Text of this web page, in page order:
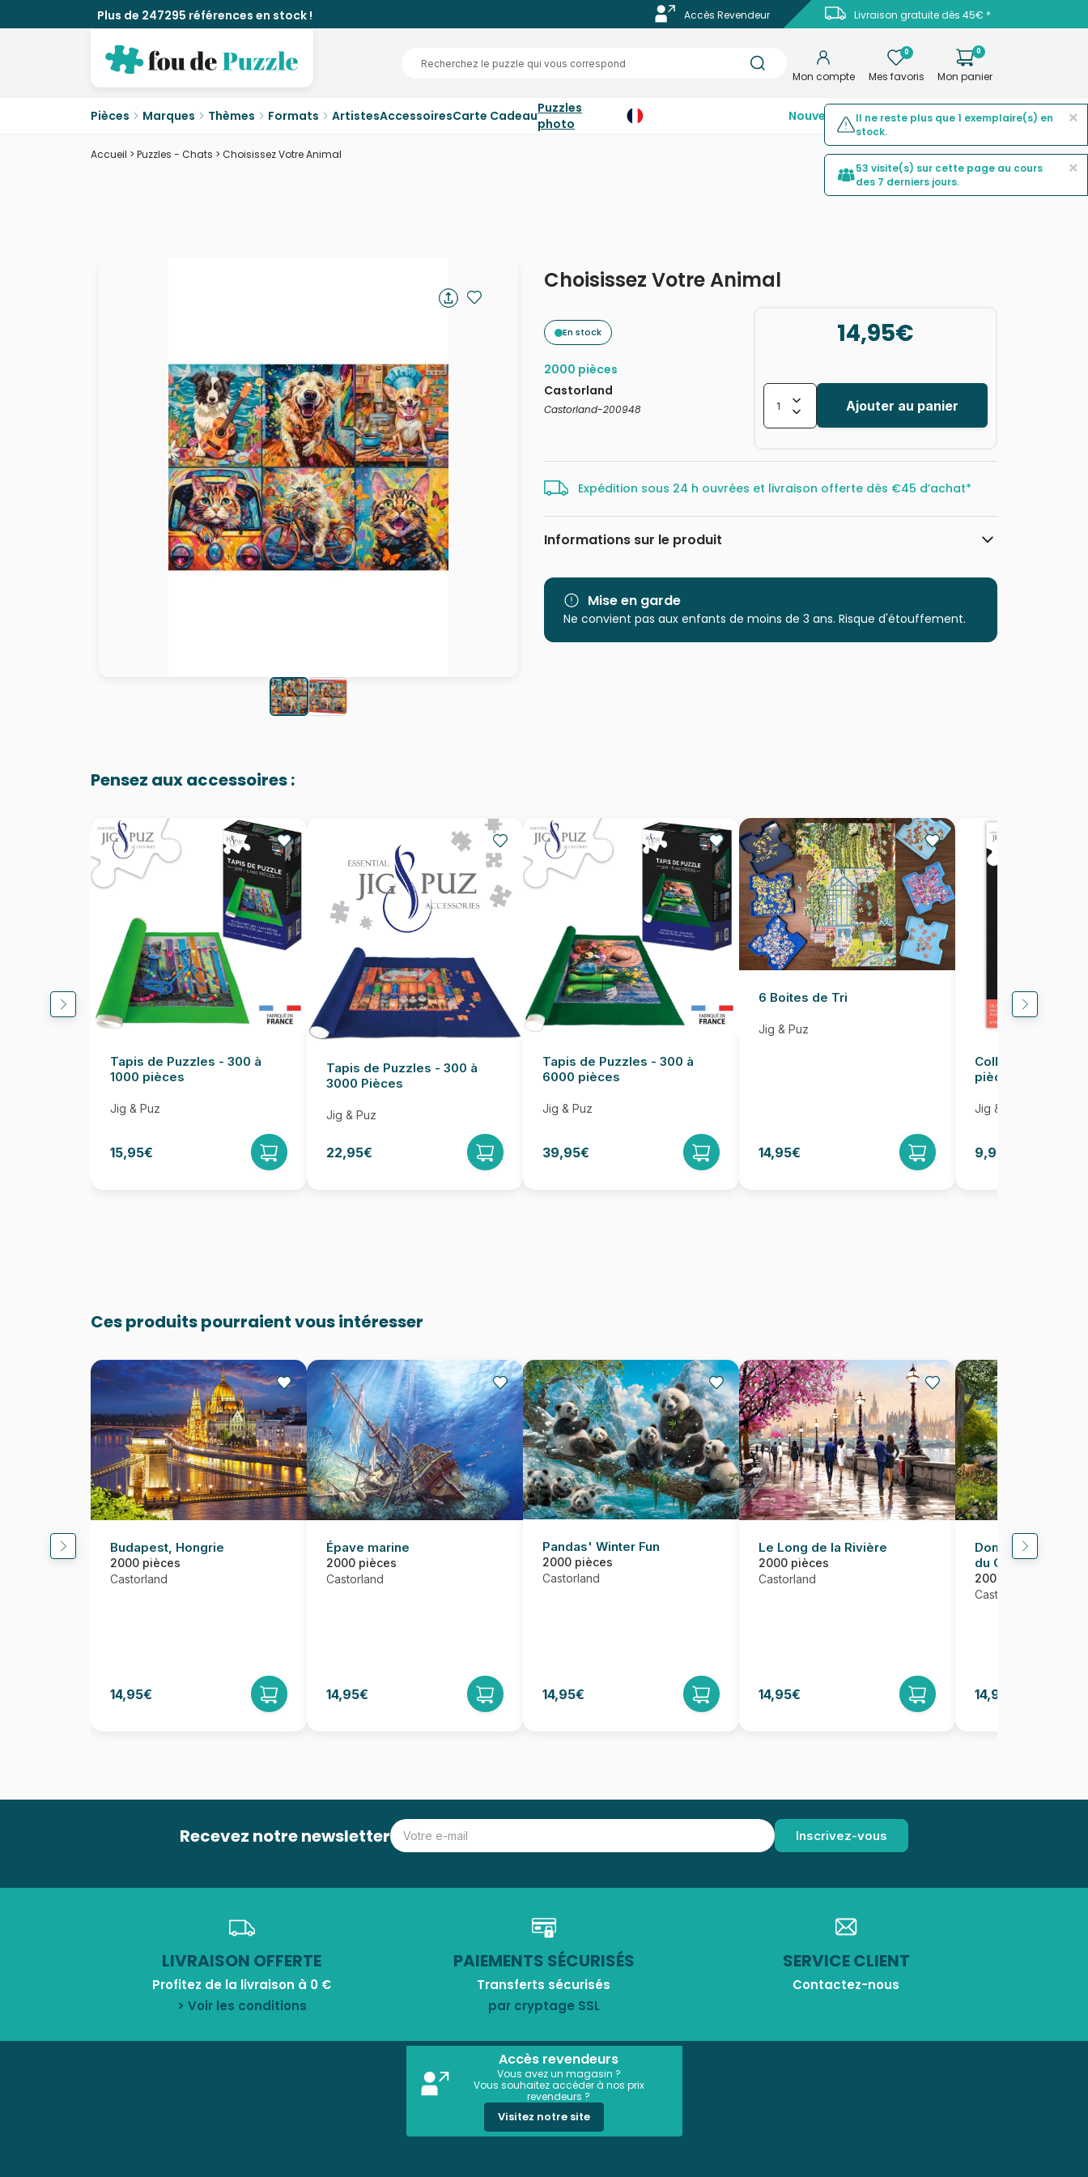
Plus de 247295 références en stock ! Livraison gratuite dès 45€ *
Accès Revendeur
Mon compte
0
Mes favoris
0
Mon panier
Pièces Marques Thèmes Formats ArtistesAccessoiresCarte CadeauPuzzles
photo
NouveautésTop ventesPromotions
Accueil > Puzzles - Chats > Choisissez Votre Animal
Choisissez Votre Animal
En stock
2000 pièces
Castorland
Castorland-200948
14,95€
Ajouter au panier
Expédition sous 24 h ouvrées et livraison offerte dès €45 d’achat*
Informations sur le produit
Catégorie
Puzzles - Chats
Age
Puzzle pour Adultes (500 à 48.000
Mise en garde
Ne convient pas aux enfants de moins de 3 ans. Risque d'étouffement.
Pensez aux accessoires :
Tapis de Puzzles - 300 à
1000 pièces
Jig & Puz
15,95€
Tapis de Puzzles - 300 à
3000 Pièces
Jig & Puz
22,95€
Tapis de Puzzles - 300 à
6000 pièces
Jig & Puz
39,95€
6 Boites de Tri
Jig & Puz
14,95€
Colle pour Puzzle
pièces
Jig & Puz
9,95€
Ces produits pourraient vous intéresser
Budapest, Hongrie
2000 pièces
Castorland
14,95€
Épave marine
2000 pièces
Castorland
14,95€
Pandas' Winter Fun
2000 pièces
Castorland
14,95€
Le Long de la Rivière
2000 pièces
Castorland
14,95€
Dominic Davison
du Crapaud
2000 pièces
Castorland
14,95€
Recevez notre newsletter
LIVRAISON OFFERTE
Profitez de la livraison à 0 €
> Voir les conditions
PAIEMENTS SÉCURISÉS
Transferts sécurisés
par cryptage SSL
SERVICE CLIENT
Contactez-nous
Accès revendeurs
Vous avez un magasin ?
Vous souhaitez accéder à nos prix
revendeurs ?
Visitez notre site
×
Il ne reste plus que 1 exemplaire(s) en
stock.
×
53 visite(s) sur cette page au cours
des 7 derniers jours.